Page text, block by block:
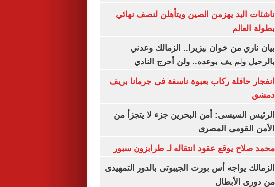
ناشئات اليد يهزمن الصين ويتأهلن لنصف نهائي
بطولة العالم
بيان ناري من خوان بيزيرا.. الزمالك وعدني
بالرحيل ولم يف بوعده.. ولن أحرج النادي
انفجار حافلة ركاب بعبوة ناسفة فى جرمانا بريف
دمشق
الرئيس السيسى: أمن البحرين جزء لا يتجزأ من
الأمن القومى المصرى
محمد صلاح يوقع عقود انتقاله لـ طرابزون سبور
الزمالك يواجه أس بورت الجيبوتى بالدور التمهيدى
من دورى الأبطال